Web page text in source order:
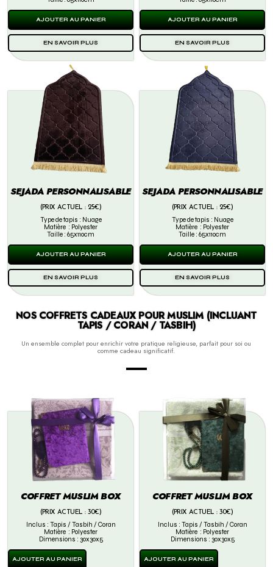
AJOUTER AU PANIER
EN SAVOIR PLUS
AJOUTER AU PANIER
EN SAVOIR PLUS
SEJADA PERSONNALISABLE
(PRIX ACTUEL : 25€)
Type de tapis : Nuage
Matière : Polyester
Taille : 65x110cm
AJOUTER AU PANIER
EN SAVOIR PLUS
SEJADA PERSONNALISABLE
(PRIX ACTUEL : 25€)
Type de tapis : Nuage
Matière : Polyester
Taille : 65x110cm
AJOUTER AU PANIER
EN SAVOIR PLUS
NOS COFFRETS CADEAUX POUR MUSLIM (INCLUANT
TAPIS / CORAN / TASBIH)
Un ensemble complet pour enrichir votre pratique religieuse, parfait pour soi ou
comme cadeau significatif.
COFFRET MUSLIM BOX
(PRIX ACTUEL : 30€)
Inclus : Tapis / Tasbih / Coran
Matière : Polyester
Dimensions : 30x30x5
AJOUTER AU PANIER
COFFRET MUSLIM BOX
(PRIX ACTUEL : 30€)
Inclus : Tapis / Tasbih / Coran
Matière : Polyester
Dimensions : 30x30x5
AJOUTER AU PANIER